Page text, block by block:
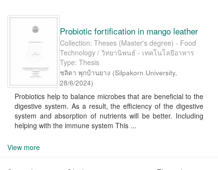
Probiotic fortification in mango leather
Collection: Theses (Master's degree) - Food
Technology / วิทยานิพนธ์ - เทคโนโลยีอาหาร
Type: Thesis
ชลิตา พุกบ้านยาง (Silpakorn University,
28/6/2024)
Probiotics help to balance microbes that are beneficial to the
digestive system. As a result, the efficiency of the digestive
system and absorption of nutrients will be better. Including
helping with the immune system This ...
View more